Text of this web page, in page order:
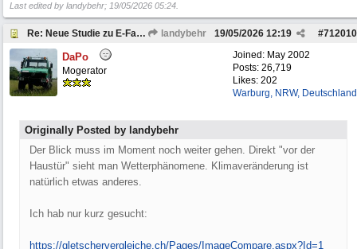
Last edited by landybehr; 19/05/2026 05:24
Re: Neue Studie zu E-Fahrzeugen landybehr #712010
19/05/2026 12:19
Joined: May 2002
Posts: 26,719
Likes: 202
Warburg, NRW, Deutschland
DaPo
Mogerator
Originally Posted by landybehr
Der Blick muss im Moment noch weiter gehen. Direkt "vor der
Haustür" sieht man Wetterphänomene. Klimaveränderung ist
natürlich etwas anderes.
Ich hab nur kurz gesucht:
https://gletschervergleiche.ch/Pages/ ImageCompare.aspx?Id=1